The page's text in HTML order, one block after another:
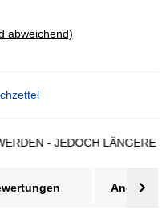
abweichend)
- JEDOCH LÄNGERE
Angebot